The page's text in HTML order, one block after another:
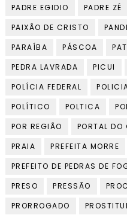
PADRE EGIDIO
PADRE ZÉ
PAIXÃO DE CRISTO
PARAÍBA
PÁSCOA
PEDRA LAVRADA
PICUI
POLÍCIA FEDERAL
POLÍTICO
POLTICA
POR REGIÃO
PORTAL DO
PRAIA
PREFEITA MORRE
PREFEITO DE PEDRAS DE
PRESO
PRESSÃO
PRORROGADO